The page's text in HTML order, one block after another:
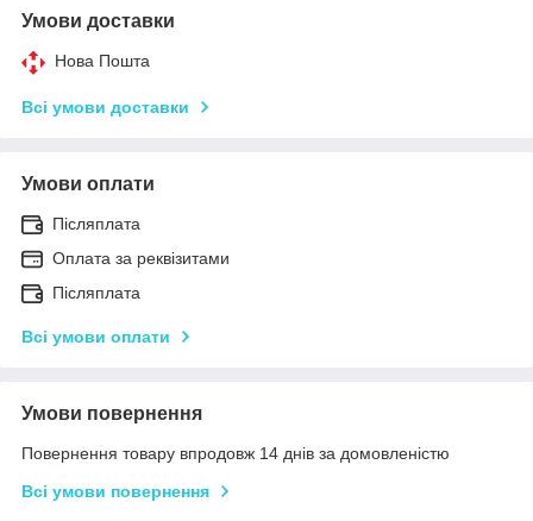
Умови доставки
Нова Пошта
Всі умови доставки
Умови оплати
Післяплата
Оплата за реквізитами
Післяплата
Всі умови оплати
Умови повернення
Повернення товару впродовж 14 днів за домовленістю
Всі умови повернення